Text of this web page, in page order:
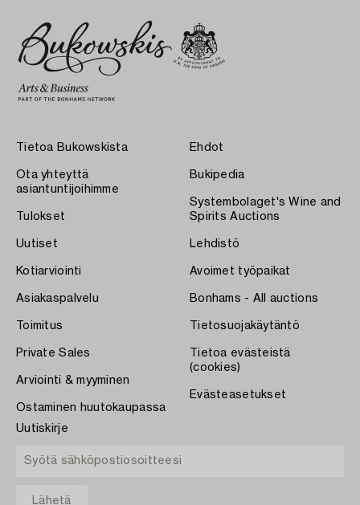
Tietoa Bukowskista
Ota yhteyttä
asiantuntijoihimme
Tulokset
Uutiset
Kotiarviointi
Asiakaspalvelu
Toimitus
Private Sales
Arviointi & myyminen
Ostaminen huutokaupassa
Ehdot
Bukipedia
Systembolaget's Wine and
Spirits Auctions
Lehdistö
Avoimet työpaikat
Bonhams - All auctions
Tietosuojakäytäntö
Tietoa evästeistä
(cookies)
Evästeasetukset
Uutiskirje